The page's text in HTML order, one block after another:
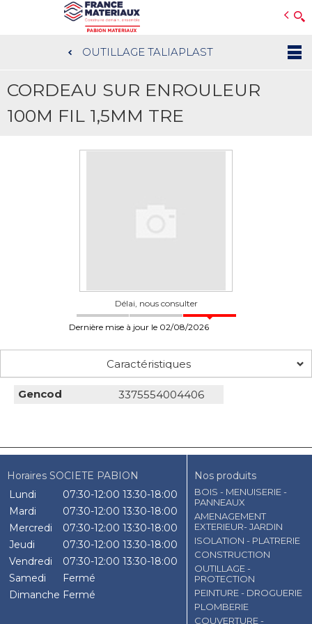
au
contenu
OUTILLAGE TALIAPLAST
CORDEAU SUR ENROULEUR
100M FIL 1,5MM TRE
Délai, nous consulter
Dernière mise à jour le 02/08/2026
Caractéristiques
Gencod 3375554004406
Horaires SOCIETE PABION
Lundi
07:30-12:00 13:30-18:00
Mardi
07:30-12:00 13:30-18:00
Mercredi
07:30-12:00 13:30-18:00
Jeudi
07:30-12:00 13:30-18:00
Vendredi
07:30-12:00 13:30-18:00
Samedi
Fermé
Dimanche Fermé
Nos produits
BOIS - MENUISERIE -
PANNEAUX
AMENAGEMENT
EXTERIEUR- JARDIN
ISOLATION - PLATRERIE
CONSTRUCTION
OUTILLAGE -
PROTECTION
PEINTURE - DROGUERIE
PLOMBERIE
COUVERTURE -